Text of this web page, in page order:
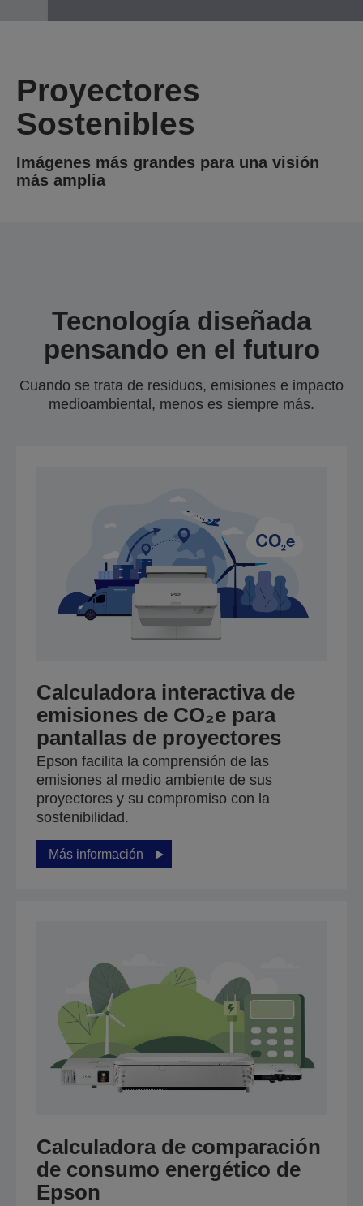
Proyectores
Sostenibles
Imágenes más grandes para una visión
más amplia
Tecnología diseñada
pensando en el futuro
Cuando se trata de residuos, emisiones e impacto
medioambiental, menos es siempre más.
Calculadora interactiva de
emisiones de CO₂e para
pantallas de proyectores
Epson facilita la comprensión de las
emisiones al medio ambiente de sus
proyectores y su compromiso con la
sostenibilidad.
Más información
Calculadora de comparación
de consumo energético de
Epson